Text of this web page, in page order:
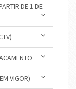
DE 1 DE
VIGOR)